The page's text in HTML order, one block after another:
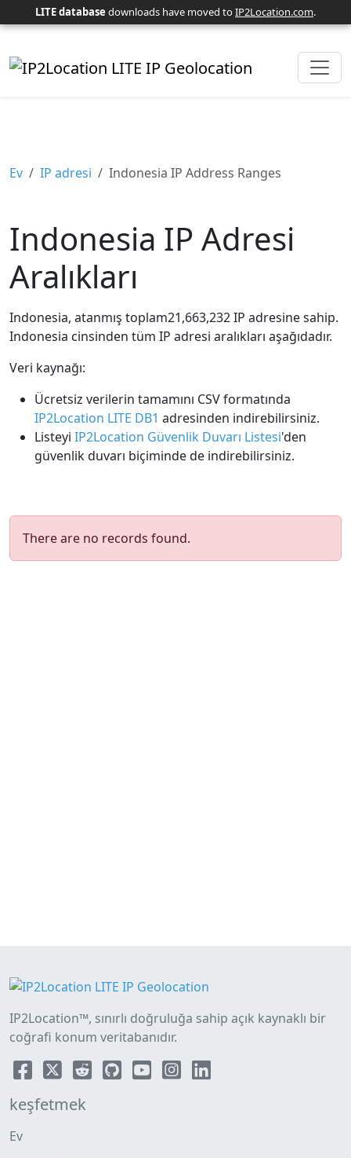
LITE database downloads have moved toIP2Location.com.
Ev IP adresi Indonesia IP Address Ranges
Indonesia IP Adresi
Aralıkları
Indonesia, atanmış toplam21,663,232 IP adresine sahip.
Indonesia cinsinden tüm IP adresi aralıkları aşağıdadır.
Veri kaynağı:
Ücretsiz verilerin tamamını CSV formatında
IP2Location LITE DB1 adresinden indirebilirsiniz.
Listeyi IP2Location Güvenlik Duvarı Listesi'den
güvenlik duvarı biçiminde de indirebilirsiniz.
There are no records found.
IP2Location™, sınırlı doğruluğa sahip açık kaynaklı bir
coğrafi konum veritabanıdır.
keşfetmek
Ev